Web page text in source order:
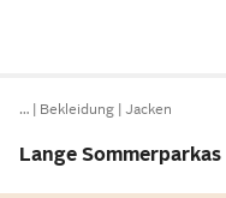
… Bekleidung Jacken
Lange Sommerparkas